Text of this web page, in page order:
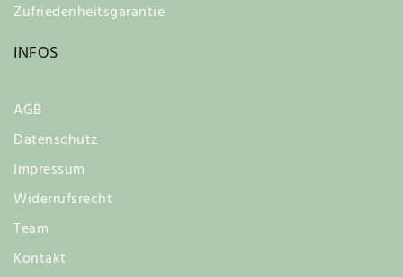
Zufriedenheitsgarantie
INFOS
AGB
Datenschutz
Impressum
Widerrufsrecht
Team
Kontakt